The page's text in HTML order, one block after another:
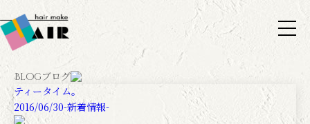
Blogブログ
ティータイム。
2016/06/30-新着情報-